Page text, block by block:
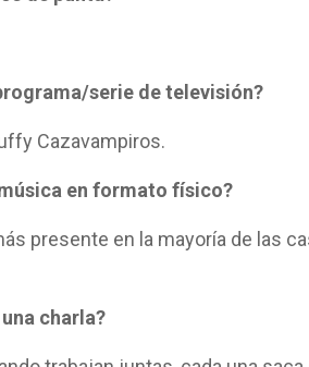
serie de televisión?
Cazavampiros.
en formato físico?
presente en la mayoría de las
charla?